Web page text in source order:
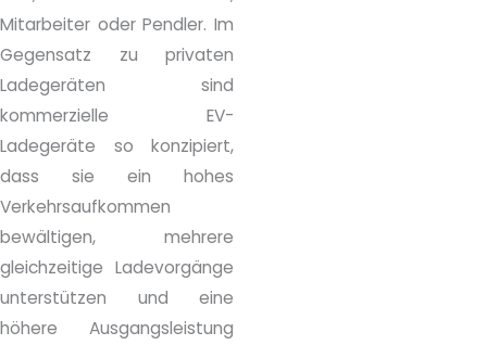
Mitarbeiter oder Pendler. Im
Gegensatz zu privaten
Ladegeräten sind
kommerzielle EV-
Ladegeräte so konzipiert,
dass sie ein hohes
Verkehrsaufkommen
bewältigen, mehrere
gleichzeitige Ladevorgänge
unterstützen und eine
höhere Ausgangsleistung